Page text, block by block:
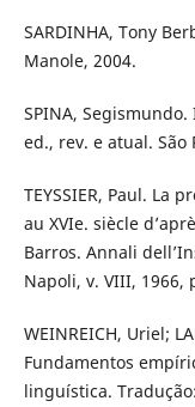
SARDINHA, Tony
Manole, 2004.
SPINA,
ed., rev. e atual. São
TEYSSIER, Paul. La
au XVIe. siècle
Barros. Annali
Napoli, v. VIII, 1966,
WEINREICH, Uriel;
Fundamentos
linguística.